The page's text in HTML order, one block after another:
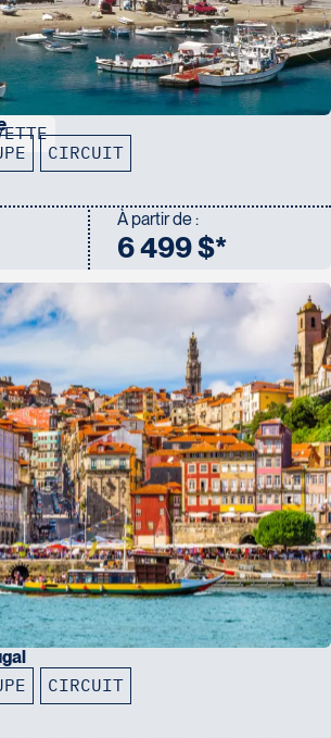
CIRCUIT
À partir de :
6 499 $*
CIRCUIT